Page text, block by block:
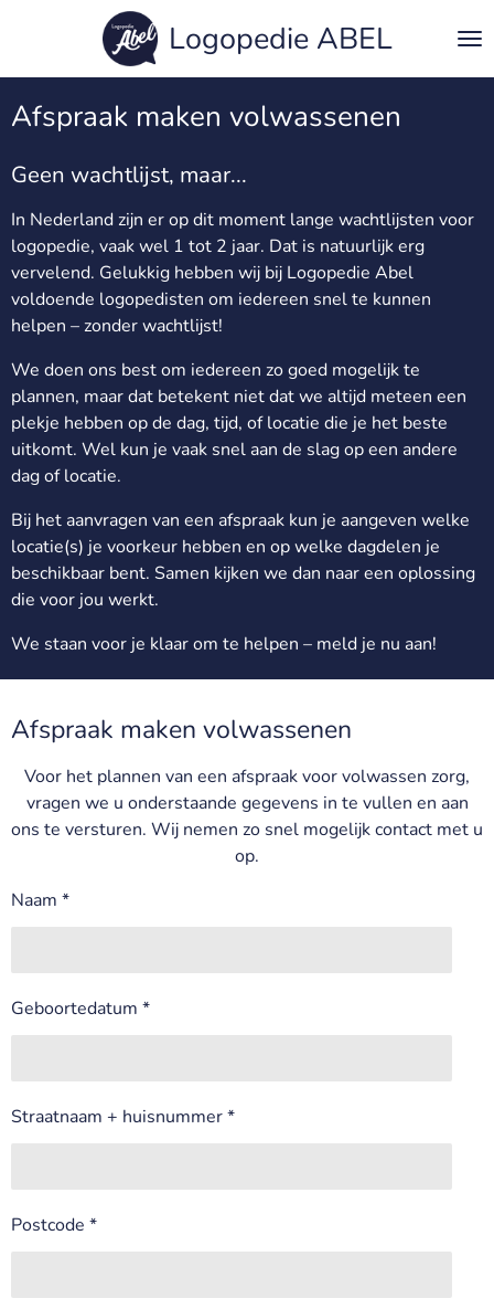
naar
de
hoofdinhoud
Logopedie ABEL
Afspraak maken volwassenen
Geen wachtlijst, maar...
In Nederland zijn er op dit moment lange wachtlijsten voor
logopedie, vaak wel 1 tot 2 jaar. Dat is natuurlijk erg
vervelend. Gelukkig hebben wij bij Logopedie Abel
voldoende logopedisten om iedereen snel te kunnen
helpen – zonder wachtlijst!
We doen ons best om iedereen zo goed mogelijk te
plannen, maar dat betekent niet dat we altijd meteen een
plekje hebben op de dag, tijd, of locatie die je het beste
uitkomt. Wel kun je vaak snel aan de slag op een andere
dag of locatie.
Bij het aanvragen van een afspraak kun je aangeven welke
locatie(s) je voorkeur hebben en op welke dagdelen je
beschikbaar bent. Samen kijken we dan naar een oplossing
die voor jou werkt.
We staan voor je klaar om te helpen – meld je nu aan!
Afspraak maken volwassenen
Voor het plannen van een afspraak voor volwassen zorg,
vragen we u onderstaande gegevens in te vullen en aan
ons te versturen. Wij nemen zo snel mogelijk contact met u
op.
Naam *
Geboortedatum *
Straatnaam + huisnummer *
Postcode *